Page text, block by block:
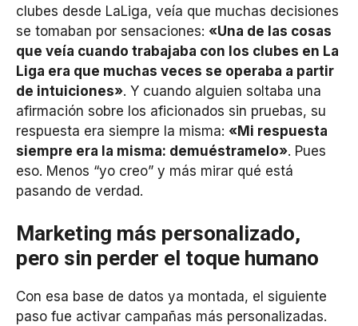
clubes desde LaLiga, veía que muchas decisiones
se tomaban por sensaciones: «Una de las cosas
que veía cuando trabajaba con los clubes en La
Liga era que muchas veces se operaba a partir
de intuiciones». Y cuando alguien soltaba una
afirmación sobre los aficionados sin pruebas, su
respuesta era siempre la misma: «Mi respuesta
siempre era la misma: demuéstramelo». Pues
eso. Menos “yo creo” y más mirar qué está
pasando de verdad.
Marketing más personalizado,
pero sin perder el toque humano
Con esa base de datos ya montada, el siguiente
paso fue activar campañas más personalizadas.